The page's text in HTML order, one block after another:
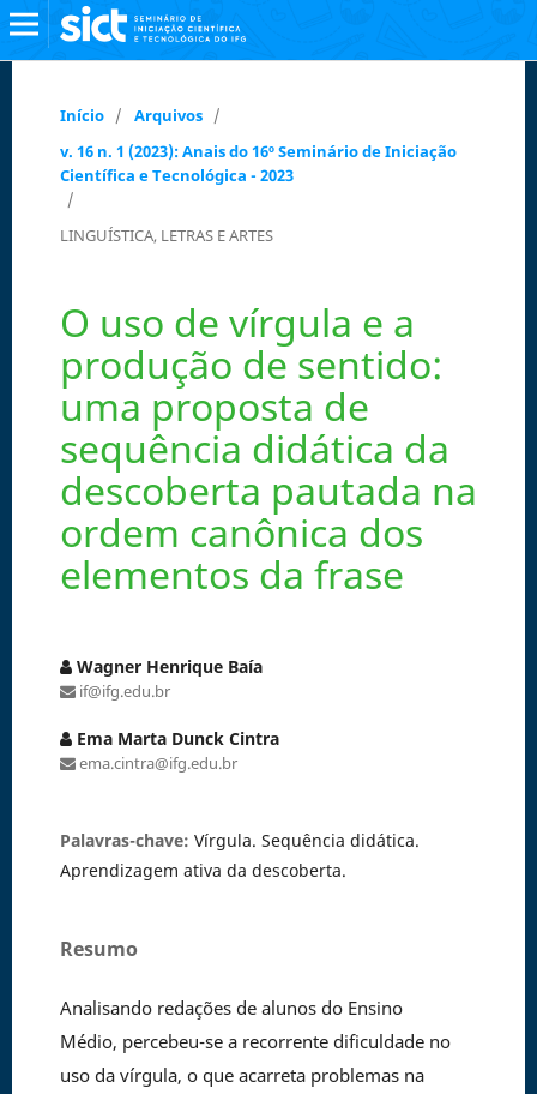
Início / Arquivos /
v. 16 n. 1 (2023): Anais do 16º Seminário de Iniciação
Científica e Tecnológica - 2023
/
LINGUÍSTICA, LETRAS E ARTES
O uso de vírgula e a
produção de sentido:
uma proposta de
sequência didática da
descoberta pautada na
ordem canônica dos
elementos da frase
Wagner Henrique Baía
if@ifg.edu.br
Ema Marta Dunck Cintra
ema.cintra@ifg.edu.br
Palavras-chave: Vírgula. Sequência didática.
Aprendizagem ativa da descoberta.
Resumo
Analisando redações de alunos do Ensino
Médio, percebeu-se a recorrente dificuldade no
uso da vírgula, o que acarreta problemas na